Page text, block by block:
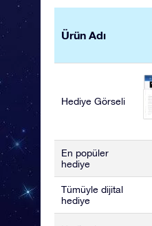
Ürün Adı
Hediye Görseli
En popüler
hediye
Tümüyle dijital
hediye